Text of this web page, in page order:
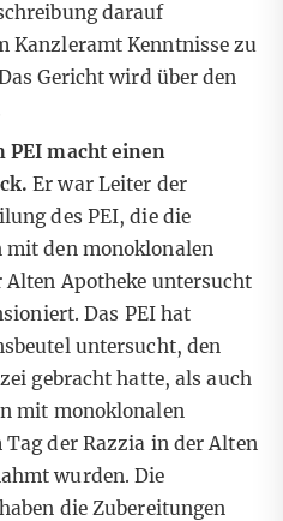
darauf
Kanzleramt Kenntnisse zu
Gericht wird über den
PEI macht einen
Er war Leiter der
des PEI, die die
mit den monoklonalen
Apotheke untersucht
Das PEI hat
untersucht, den
gebracht hatte, als auch
mit monoklonalen
der Razzia in der Alten
wurden. Die
die Zubereitungen